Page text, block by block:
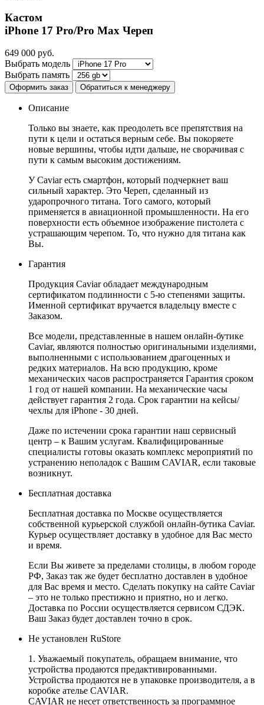
Кастом
iPhone 17 Pro/Pro Max Череп
649 000 руб.
Выбрать модель
Выбрать память
Оформить заказ Обратиться к менеджеру
Описание
Только вы знаете, как преодолеть все препятствия на
пути к цели и остаться верным себе. Вы покоряете
новые вершины, чтобы идти дальше, не сворачивая с
пути к самым высоким достижениям.
У Caviar есть смартфон, который подчеркнет ваш
сильный характер. Это Череп, сделанный из
ударопрочного титана. Того самого, который
применяется в авиационной промышленности. На его
поверхности есть объемное изображение пистолета с
устрашающим черепом. То, что нужно для титана как
Вы.
Гарантия
Продукция Caviar обладает международным
сертификатом подлинности с 5-ю степенями защиты.
Именной сертификат вручается владельцу вместе с
Заказом.
Все модели, представленные в нашем онлайн-бутике
Caviar, являются полностью оригинальными изделиями,
выполненными с использованием драгоценных и
редких материалов. На всю продукцию, кроме
механических часов распространяется Гарантия сроком
1 год от нашей компании. На механические часы
действует гарантия 2 года. Срок гарантии на кейсы/
чехлы для iPhone - 30 дней.
Даже по истечении срока гарантии наш сервисный
центр – к Вашим услугам. Квалифицированные
специалисты готовы оказать комплекс мероприятий по
устранению неполадок с Вашим CAVIAR, если таковые
возникнут.
Бесплатная доставка
Бесплатная доставка по Москве осуществляется
собственной курьерской службой онлайн-бутика Caviar.
Курьер осуществляет доставку в удобное для Вас место
и время.
Если Вы живете за пределами столицы, в любом городе
РФ, Заказ так же будет бесплатно доставлен в удобное
для Вас время и место. Сделать покупку на сайте Caviar
– это не только престижно и приятно, но и легко.
Доставка по России осуществляется сервисом СДЭК.
Ваш Заказ будет доставлен точно в срок.
Не установлен RuStore
1. Уважаемый покупатель, обращаем внимание, что
устройства продаются предактивированными.
Устройства продаются не в упаковке производителя, а в
коробке ателье CAVIAR.
CAVIAR не несет ответственность за программное